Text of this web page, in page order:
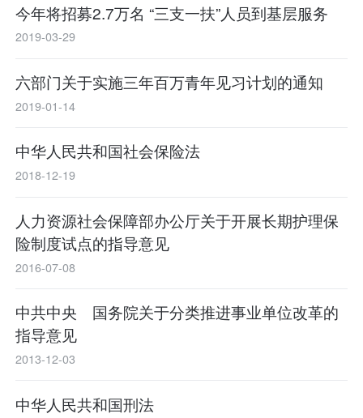
今年将招募2.7万名 “三支一扶”人员到基层服务
2019-03-29
六部门关于实施三年百万青年见习计划的通知
2019-01-14
中华人民共和国社会保险法
2018-12-19
人力资源社会保障部办公厅关于开展长期护理保
险制度试点的指导意见
2016-07-08
中共中央 国务院关于分类推进事业单位改革的
指导意见
2013-12-03
中华人民共和国刑法